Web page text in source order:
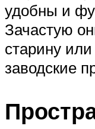
удобны и
Зачастую
старину
заводские